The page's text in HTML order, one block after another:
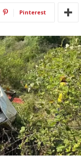
Pinterest